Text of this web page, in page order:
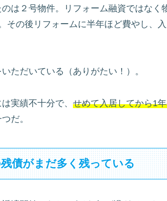
は２号物件。リフォーム融資ではなく
その後リフォームに半年ほど費やし、
ただいている（ありがたい！）。
実績不十分で、 せめて入居してから1
だ。
債がまだ多く残っている